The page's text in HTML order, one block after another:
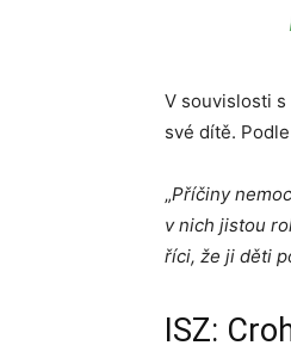
V souvislosti
své dítě.
„Příčiny
v nich jistou
říci, že ji děti
ISZ: